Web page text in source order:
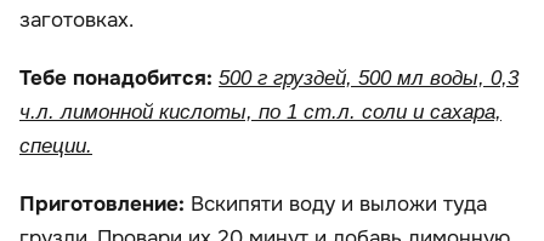
заготовках.
Тебе понадобится: 500 г груздей, 500 мл воды, 0,3
ч.л. лимонной кислоты, по 1 ст.л. соли и сахара,
специи.
Приготовление: Вскипяти воду и выложи туда